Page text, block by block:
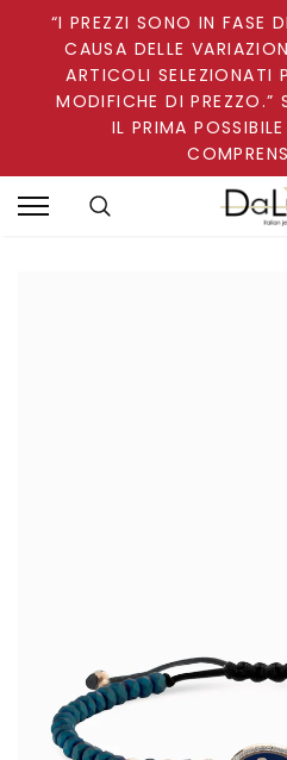
“I PREZZI SONO IN FASE
CAUSA DELLE
ARTICOLI SELEZIONATI
MODIFICHE DI PREZZO.”
IL PRIMA